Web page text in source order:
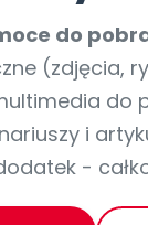
04 10
przez 7 dni
do
(zdjęcia,
do
i
-